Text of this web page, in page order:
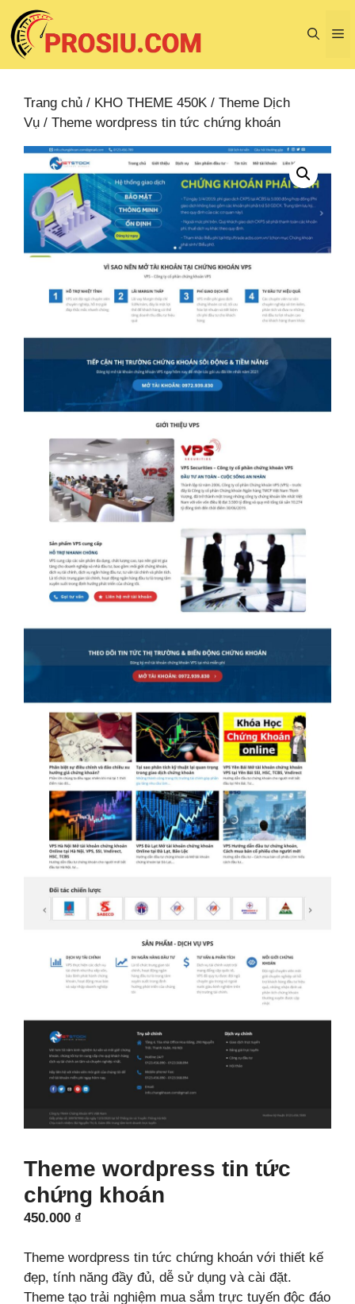
Chuyển
đến
nội
dung
Trang chủ / KHO THEME 450K / Theme Dịch
Vụ / Theme wordpress tin tức chứng khoán
Theme wordpress tin tức
chứng khoán
450.000 ₫
Theme wordpress tin tức chứng khoán với thiết kế
đẹp, tính năng đầy đủ, dễ sử dụng và cài đặt.
Theme tạo trải nghiệm mua sắm trực tuyến độc đáo